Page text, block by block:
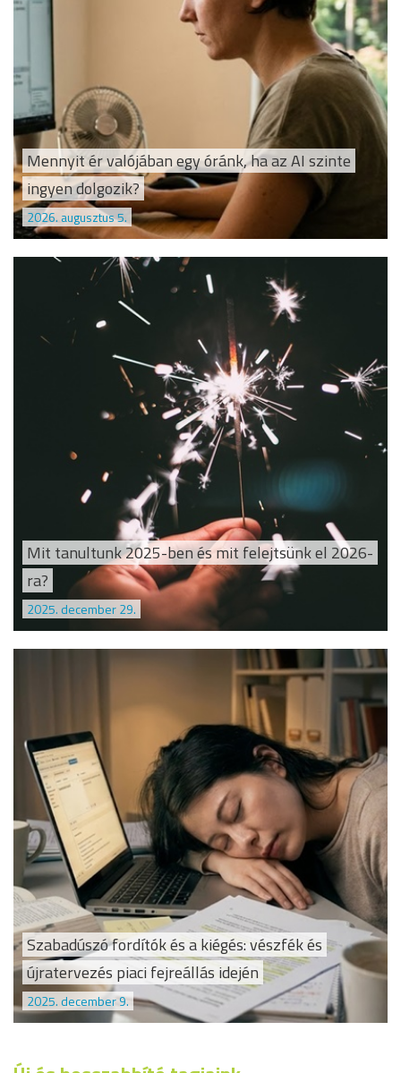
Mennyit ér valójában egy óránk, ha az AI szinte
ingyen dolgozik?
2026. augusztus 5.
Mit tanultunk 2025-ben és mit felejtsünk el 2026-
ra?
2025. december 29.
Szabadúszó fordítók és a kiégés: vészfék és
újratervezés piaci fejreállás idején
2025. december 9.